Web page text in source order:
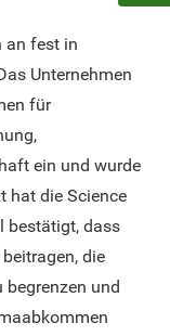
an fest in
Unternehmen
für
ein und wurde
hat die Science
bestätigt, dass
die
begrenzen und